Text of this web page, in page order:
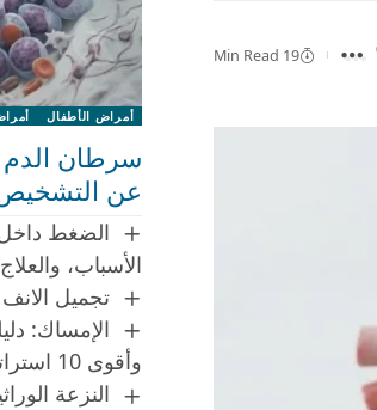
19 Min Read
أمراض الأطفال
عن التشخيص
الأسباب، والعلاج
تجميل الانف الطويل
الإمساك:
وأقوى 10 استراتيجيات للعلاج